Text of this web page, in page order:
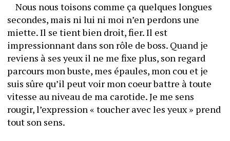
	Nous nous toisons comme ça quelques longues
secondes, mais ni lui ni moi n’en perdons une
miette. Il se tient bien droit, fier. Il est
impressionnant dans son rôle de boss. Quand je
reviens à ses yeux il ne me fixe plus, son regard
parcours mon buste, mes épaules, mon cou et je
suis sûre qu’il peut voir mon coeur battre à toute
vitesse au niveau de ma carotide. Je me sens
rougir, l’expression « toucher avec les yeux » prend